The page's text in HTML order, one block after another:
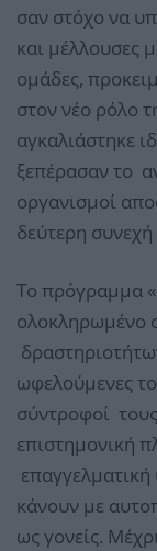
σαν στόχο να
και μέλλουσες
ομάδες,
στον νέο ρόλο
αγκαλιάστηκε
ξεπέρασαν το
οργανισμοί
δεύτερη
Το πρόγραμμα
ολοκληρωμένο
ωφελούμενες
σύντροφοί
επιστημονική
κάνουν με
ως γονείς.